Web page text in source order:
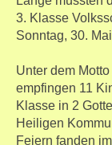
3. Klasse
Sonntag, 30.
Unter dem
empfingen 11
Klasse in 2
Heiligen
Feiern fanden